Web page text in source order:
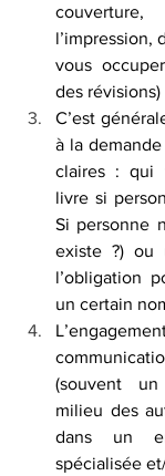
l’impression,
vous
des révisions)
C’est
à la
claires : qui
livre si
Si personne
existe ?)
l’obligation
un certain
(souvent
milieu des
dans un
spécialisée